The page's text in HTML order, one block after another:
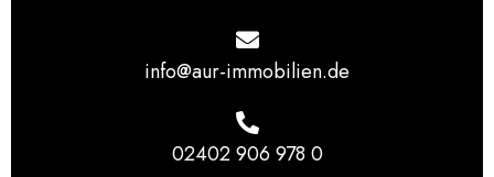
info@aur-immobilien.de
02402 906 978 0